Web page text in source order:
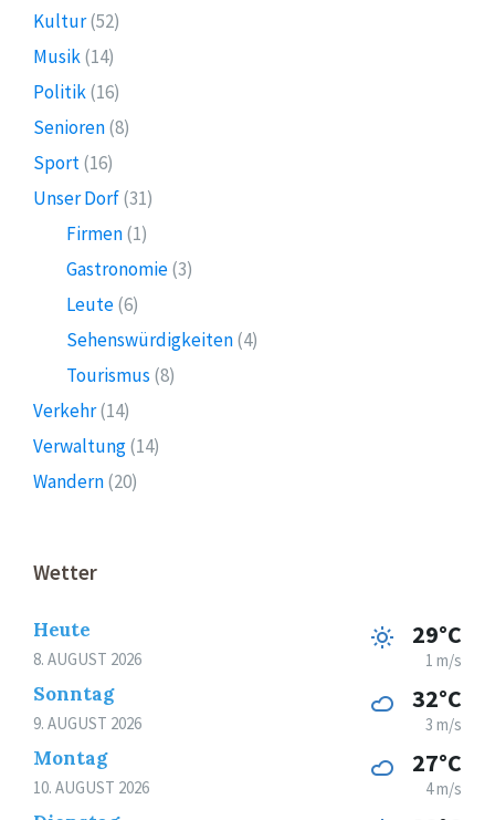
Kultur(52)
Musik(14)
Politik(16)
Senioren(8)
Sport(16)
Unser Dorf(31)
Firmen(1)
Gastronomie(3)
Leute(6)
Sehenswürdigkeiten(4)
Tourismus (8)
Verkehr(14)
Verwaltung(14)
Wandern(20)
Wetter
Heute
8. AUGUST 2026
29°C
1 m/s
Sonntag
9. AUGUST 2026
32°C
3 m/s
Montag
10. AUGUST 2026
27°C
4 m/s